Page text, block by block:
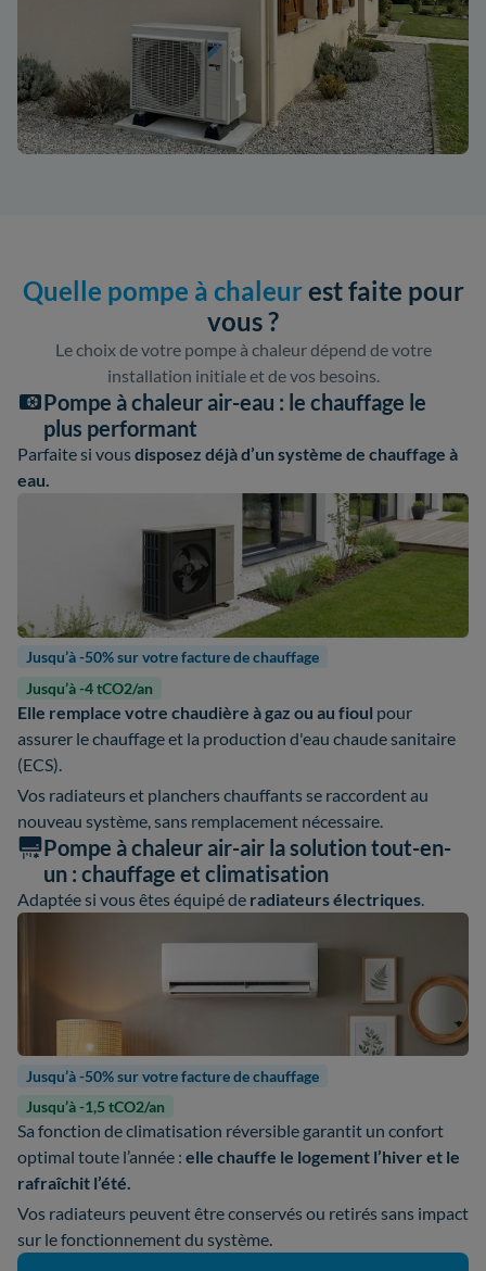
Quelle pompe à chaleurest faite pour
vous ?
Le choix de votre pompe à chaleur dépend de votre
installation initiale et de vos besoins.
Pompe à chaleur air-eau : le chauffage le
plus performant
Parfaite si vousdisposez déjà d’un système de chauffage à
eau.
Jusqu’à -50% sur votre facture de chauffage
Jusqu’à -4 tCO2/an
Elle remplace votre chaudière à gaz ou au fioul pour
assurer le chauffage et la production d'eau chaude sanitaire
(ECS).
Vos radiateurs et planchers chauffants se raccordent au
nouveau système, sans remplacement nécessaire.
Pompe à chaleur air-air la solution tout-en-
un : chauffage et climatisation
Adaptée si vous êtes équipé de radiateurs électriques
Jusqu’à -50% sur votre facture de chauffage
Jusqu’à -1,5 tCO2/an
Sa fonction de climatisation réversible garantit un confort
optimal toute l’année : elle chauffe le logement l’hiver et le
rafraîchit l’été.
Vos radiateurs peuvent être conservés ou retirés sans impact
sur le fonctionnement du système.